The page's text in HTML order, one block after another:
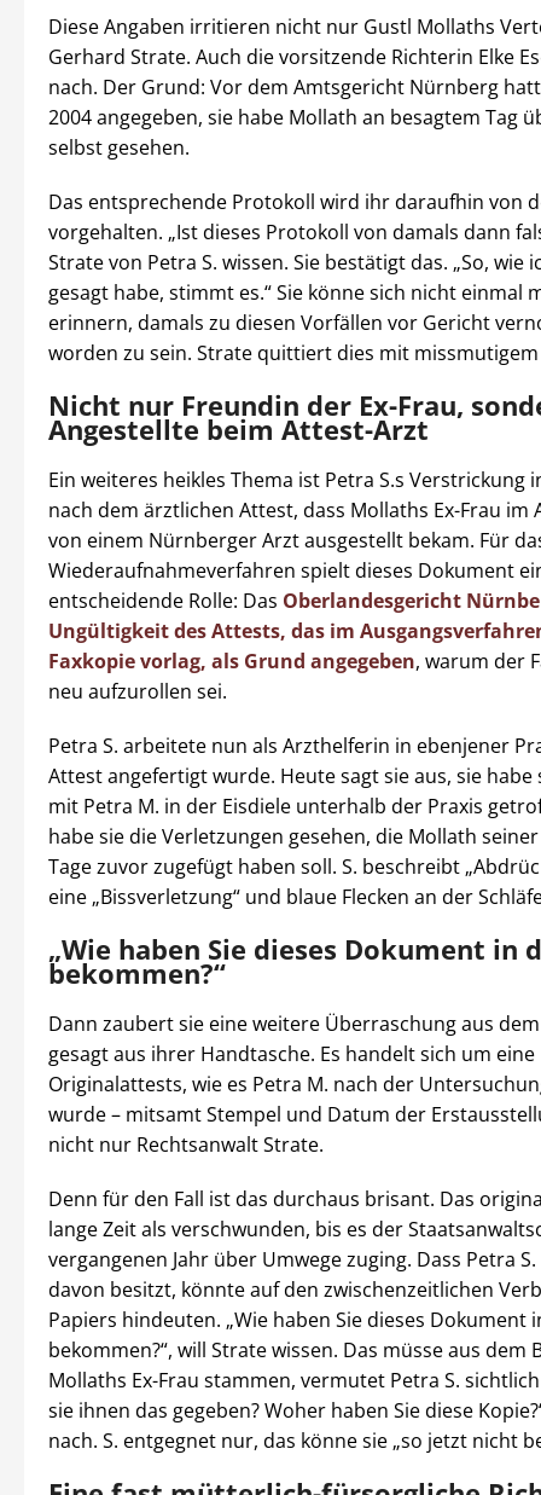
Diese Angaben irritieren nicht nur Gustl Mollaths
Gerhard Strate. Auch die vorsitzende Richterin Elke
nach. Der Grund: Vor dem Amtsgericht Nürnberg
2004 angegeben, sie habe Mollath an besagtem Tag
selbst gesehen.
Das entsprechende Protokoll wird ihr daraufhin von
vorgehalten. „Ist dieses Protokoll von damals dann
Strate von Petra S. wissen. Sie bestätigt das. „So, wie
gesagt habe, stimmt es.“ Sie könne sich nicht einmal
erinnern, damals zu diesen Vorfällen vor Gericht
worden zu sein. Strate quittiert dies mit
Nicht nur Freundin der Ex-Frau,
Angestellte beim Attest-Arzt
Ein weiteres heikles Thema ist Petra S.s Verstrickung
nach dem ärztlichen Attest, dass Mollaths Ex-Frau im
von einem Nürnberger Arzt ausgestellt bekam. Für
Wiederaufnahmeverfahren spielt dieses Dokument
entscheidende Rolle: Das Oberlandesgericht
Ungültigkeit des Attests, das im
Faxkopie vorlag, als Grund angegeben, warum der
neu aufzurollen sei.
Petra S. arbeitete nun als Arzthelferin in ebenjener
Attest angefertigt wurde. Heute sagt sie aus, sie habe
mit Petra M. in der Eisdiele unterhalb der Praxis
habe sie die Verletzungen gesehen, die Mollath
Tage zuvor zugefügt haben soll. S. beschreibt
eine „Bissverletzung“ und blaue Flecken an der
„Wie haben Sie dieses Dokument in
bekommen?“
Dann zaubert sie eine weitere Überraschung aus
gesagt aus ihrer Handtasche. Es handelt sich um eine
Originalattests, wie es Petra M. nach der
wurde – mitsamt Stempel und Datum der
nicht nur Rechtsanwalt Strate.
Denn für den Fall ist das durchaus brisant. Das
lange Zeit als verschwunden, bis es der
vergangenen Jahr über Umwege zuging. Dass Petra
davon besitzt, könnte auf den zwischenzeitlichen
Papiers hindeuten. „Wie haben Sie dieses Dokument
bekommen?“, will Strate wissen. Das müsse aus dem
Mollaths Ex-Frau stammen, vermutet Petra S.
sie ihnen das gegeben? Woher haben Sie diese
nach. S. entgegnet nur, das könne sie „so jetzt nicht